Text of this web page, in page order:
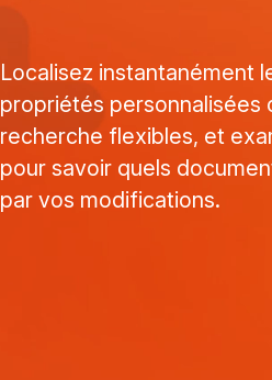
Localisez instantanément
propriétés
recherche flexibles, et
pour savoir quels
par vos modifications.